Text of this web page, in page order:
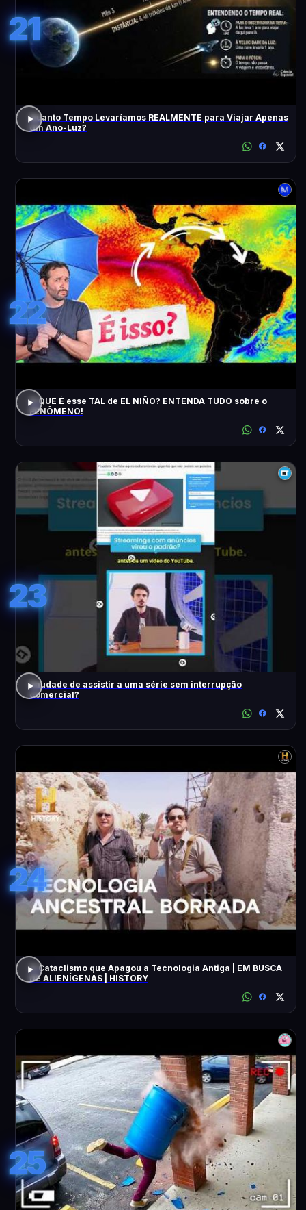
21
Quanto Tempo Levaríamos REALMENTE para Viajar Apenas
Um Ano-Luz?
22
O QUE É esse TAL de EL NIÑO? ENTENDA TUDO sobre o
FENÔMENO!
23
Saudade de assistir a uma série sem interrupção
comercial?
24
O Cataclismo que Apagou a Tecnologia Antiga | EM BUSCA
DE ALIENÍGENAS | HISTORY
25